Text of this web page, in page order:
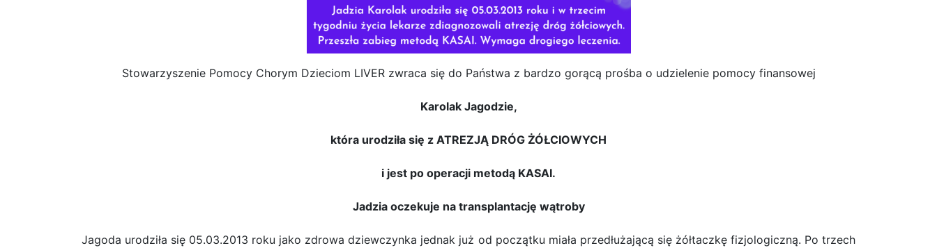
Stowarzyszenie Pomocy Chorym Dzieciom LIVER zwraca się do Państwa z bardzo gorącą prośba o udzielenie pomocy finansowej
Karolak Jagodzie,
która urodziła się z ATREZJĄ DRÓG ŻÓŁCIOWYCH
i jest po operacji metodą KASAI.
Jadzia oczekuje na transplantację wątroby
Jagoda urodziła się 05.03.2013 roku jako zdrowa dziewczynka jednak już od początku miała przedłużającą się żółtaczkę fizjologiczną. Po trzech